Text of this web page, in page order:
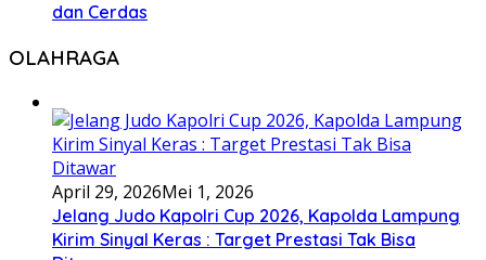
dan Cerdas
OLAHRAGA
April 29, 2026Mei 1, 2026
Jelang Judo Kapolri Cup 2026, Kapolda Lampung
Kirim Sinyal Keras : Target Prestasi Tak Bisa